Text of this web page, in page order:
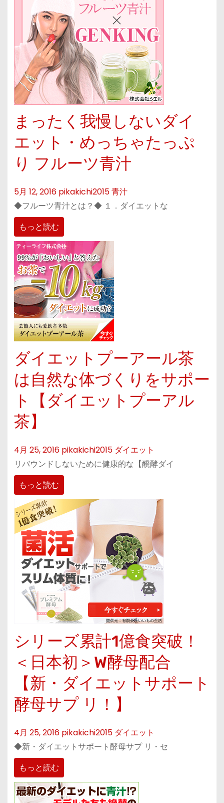
まったく我慢しないダイ
エット・めっちゃたっぷ
り フルーツ青汁
5月 12, 2016 pikakichi2015青汁
◆フルーツ青汁とは？◆ １．ダイエットな
もっと読む
ダイエットプーアール茶
は自然な体づくりをサポー
ト【ダイエットプーアル
茶】
4月 25, 2016 pikakichi2015 ダイエット
リバウンドしないために健康的な【醗酵ダイ
もっと読む
シリーズ累計1億食突破！
＜日本初＞W酵母配合
【新・ダイエットサポート
酵母サプ リ！】
4月 25, 2016 pikakichi2015 ダイエット
◆新・ダイエットサポート酵母サプ リ・セ
もっと読む